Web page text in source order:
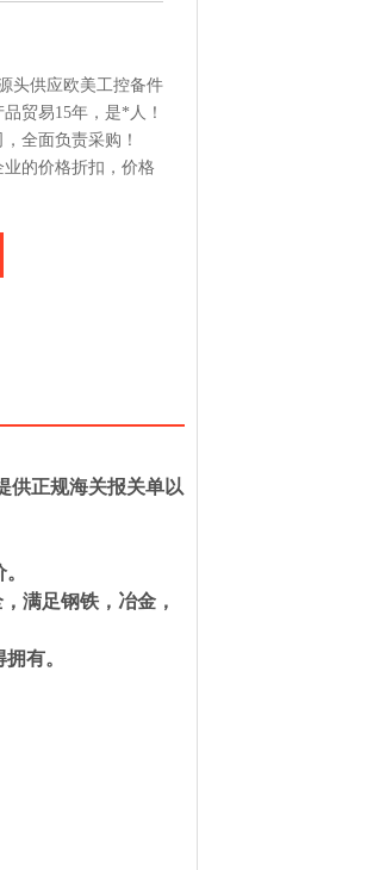
头供应欧美工控备件
贸易15年，是*人！
全面负责采购！
的价格折扣，价格
JV
供正规海关报关单以
满足钢铁，冶金，
有。